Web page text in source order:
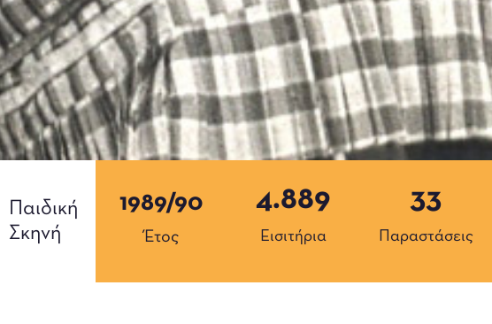
Παιδική
Σκηνή
1989/90
Έτος Εισιτήρια
4.889
Παραστάσεις
33